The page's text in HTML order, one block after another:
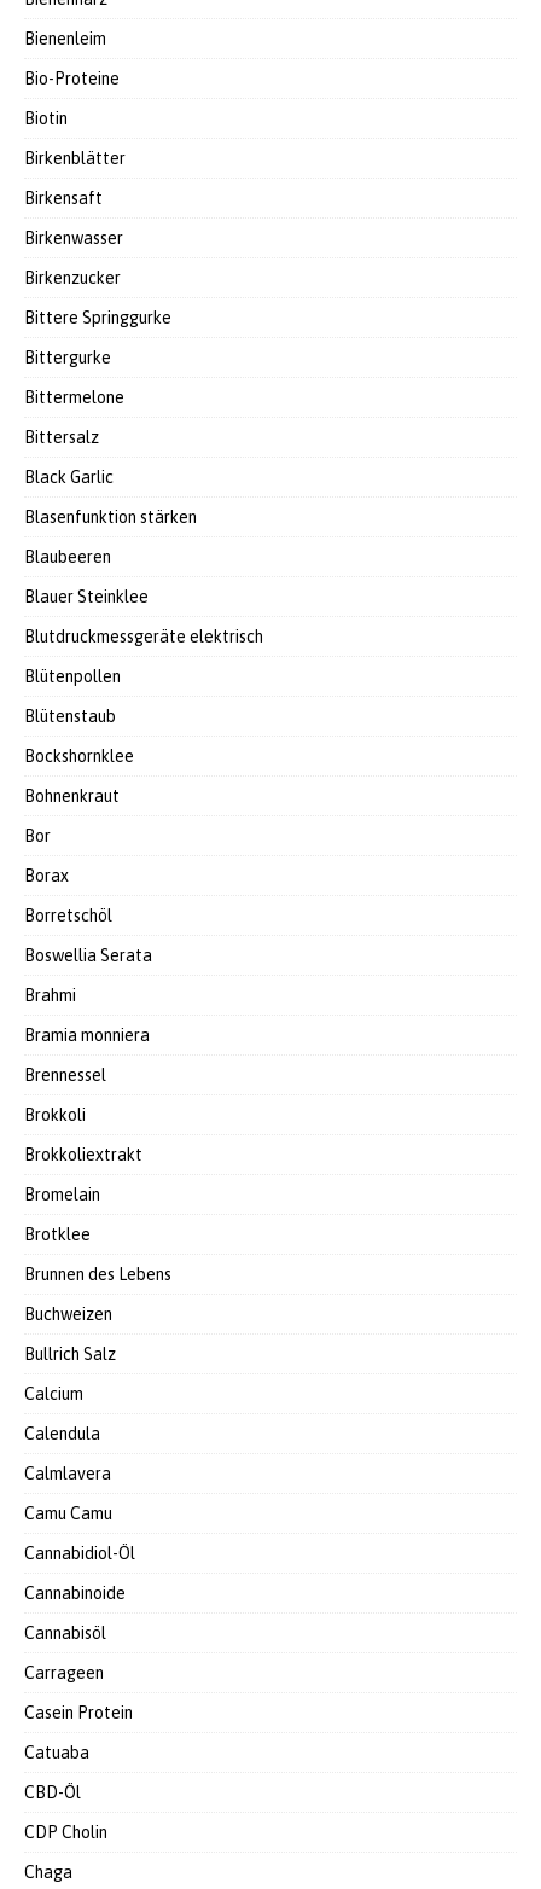
Bienenleim
Bio-Proteine
Biotin
Birkenblätter
Birkensaft
Birkenwasser
Birkenzucker
Bittere Springgurke
Bittergurke
Bittermelone
Bittersalz
Black Garlic
Blasenfunktion stärken
Blaubeeren
Blauer Steinklee
Blutdruckmessgeräte elektrisch
Blütenpollen
Blütenstaub
Bockshornklee
Bohnenkraut
Bor
Borax
Borretschöl
Boswellia Serata
Brahmi
Bramia monniera
Brennessel
Brokkoli
Brokkoliextrakt
Bromelain
Brotklee
Brunnen des Lebens
Buchweizen
Bullrich Salz
Calcium
Calendula
Calmlavera
Camu Camu
Cannabidiol-Öl
Cannabinoide
Cannabisöl
Carrageen
Casein Protein
Catuaba
CBD-Öl
CDP Cholin
Chaga